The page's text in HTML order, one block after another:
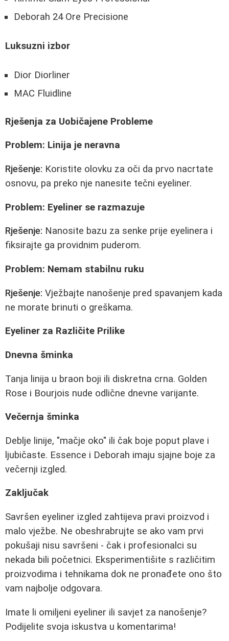
Deborah 24 Ore Precisione
Luksuzni izbor
Dior Diorliner
MAC Fluidline
Rješenja za Uobičajene Probleme
Problem: Linija je neravna
Rješenje: Koristite olovku za oči da prvo nacrtate
osnovu, pa preko nje nanesite tečni eyeliner.
Problem: Eyeliner se razmazuje
Rješenje: Nanosite bazu za senke prije eyelinera i
fiksirajte ga providnim puderom.
Problem: Nemam stabilnu ruku
Rješenje: Vježbajte nanošenje pred spavanjem kada
ne morate brinuti o greškama.
Eyeliner za Različite Prilike
Dnevna šminka
Tanja linija u braon boji ili diskretna crna. Golden
Rose i Bourjois nude odlične dnevne varijante.
Večernja šminka
Deblje linije, "mačje oko" ili čak boje poput plave i
ljubičaste. Essence i Deborah imaju sjajne boje za
večernji izgled.
Zaključak
Savršen eyeliner izgled zahtijeva pravi proizvod i
malo vježbe. Ne obeshrabrujte se ako vam prvi
pokušaji nisu savršeni - čak i profesionalci su
nekada bili početnici. Eksperimentišite s različitim
proizvodima i tehnikama dok ne pronađete ono što
vam najbolje odgovara.
Imate li omiljeni eyeliner ili savjet za nanošenje?
Podijelite svoja iskustva u komentarima!